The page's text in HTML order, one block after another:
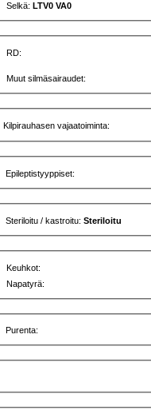
Selkä:LTV0 VA0
RD:
Muut silmäsairaudet:
Kilpirauhasen vajaatoiminta:
Epileptistyyppiset:
Steriloitu / kastroitu:Steriloitu
Keuhkot:
Napatyrä:
Purenta: